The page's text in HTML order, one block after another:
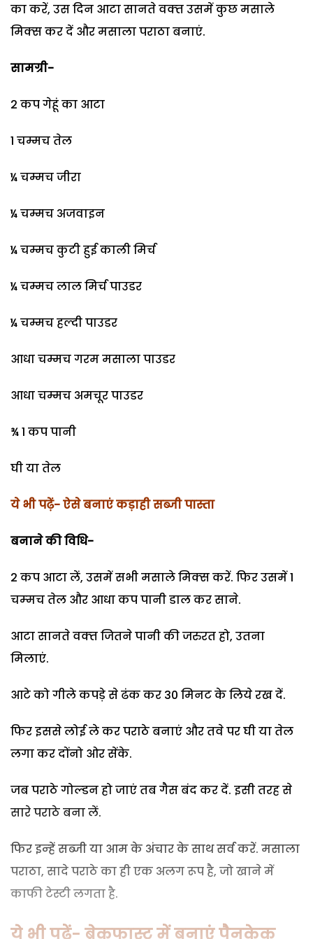
का करें, उस दिन आटा सानते वक्‍त उसमें कुछ मसाले
मिक्‍स कर दें और मसाला पराठा बनाएं.
सामग्री-
2 कप गेहूं का आटा
1 चम्मच तेल
¼ चम्मच जीरा
¼ चम्मच अजवाइन
¼ चम्मच कुटी हुई काली मिर्च
¼ चम्मच लाल मिर्च पाउडर
¼ चम्मच हल्दी पाउडर
आधा चम्मच गरम मसाला पाउडर
आधा चम्मच अमचूर पाउडर
¾ 1 कप पानी
घी या तेल
ये भी पढ़ें- ऐसे बनाएं कड़ाही सब्जी पास्ता
बनाने की विधि-
2 कप आटा लें, उसमें सभी मसाले मिक्‍स करें. फिर उसमें 1
चम्‍मच तेल और आधा कप पानी डाल कर साने.
आटा सानते वक्‍त जितने पानी की जरुरत हो, उतना
मिलाएं.
आटे को गीले कपड़े से ढंक कर 30 मिनट के लिये रख दें.
फिर इससे लोई ले कर पराठे बनाएं और तवे पर घी या तेल
लगा कर दोंनो ओर सेंके.
जब पराठे गोल्‍डन हो जाएं तब गैस बंद कर दें. इसी तरह से
सारे पराठे बना लें.
फिर इन्‍हें सब्‍जी या आम के अंचार के साथ सर्व करें. मसाला
पराठा, सादे पराठे का ही एक अलग रूप है, जो खाने में
काफी टेस्‍टी लगता है.
ये भी पढ़ें- ब्रेकफास्ट में बनाएं पैनकेक